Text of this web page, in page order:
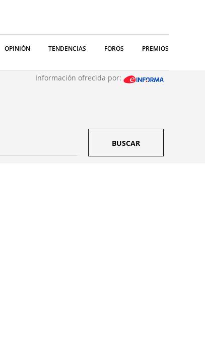
OPINIÓN TENDENCIAS FOROS PREMIOS
Información ofrecida por:
BUSCAR